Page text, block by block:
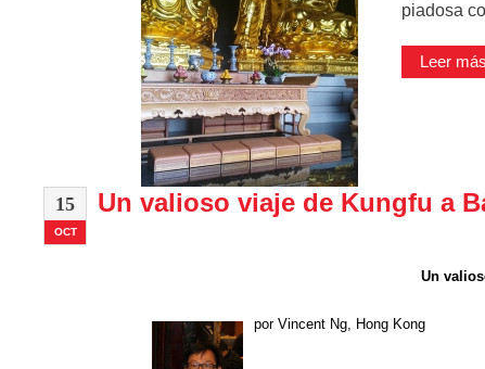
piadosa
Leer
15
OCT
Un valioso viaje de Kungfu a
Un
por Vincent Ng, Hong Kong